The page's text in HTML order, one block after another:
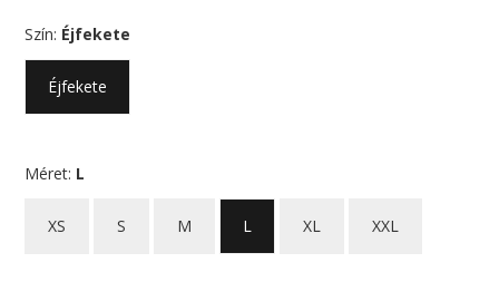
Szín: Éjfekete
Éjfekete
Méret: L
XS S M L XL XXL